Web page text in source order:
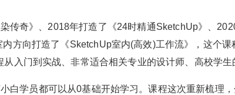
传奇》、2018年打造了《24时精通SketchUp》、
方向打造了《SketchUp室内(高效)工作流》，这个课
入门到实战、非常适合相关专业的设计师、高校学生
白学员都可以从0基础开始学习。课程这次重新梳理，